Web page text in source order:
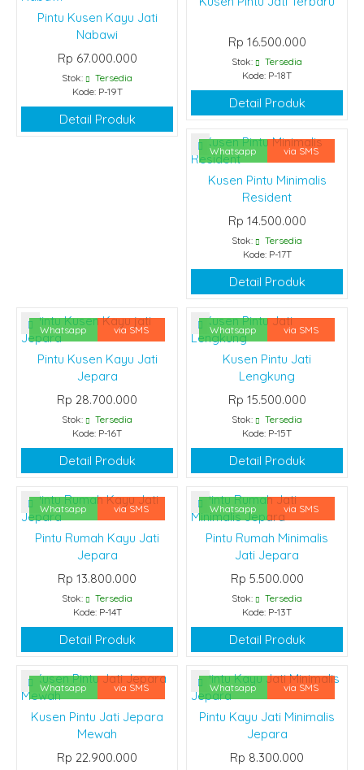
Pintu Kusen Kayu Jati
Nabawi
Rp 67.000.000
Stok:
Tersedia
Kode: P-19T
Detail Produk
Rp 16.500.000
Stok:
Tersedia
Kode: P-18T
Detail Produk
Whatsapp via SMS
Kusen Pintu Minimalis
Resident
Rp 14.500.000
Stok:
Tersedia
Kode: P-17T
Detail Produk
Whatsapp via SMS
Pintu Kusen Kayu Jati
Jepara
Rp 28.700.000
Stok:
Tersedia
Kode: P-16T
Detail Produk
Whatsapp via SMS
Kusen Pintu Jati
Lengkung
Rp 15.500.000
Stok:
Tersedia
Kode: P-15T
Detail Produk
Whatsapp via SMS
Pintu Rumah Kayu Jati
Jepara
Rp 13.800.000
Stok:
Tersedia
Kode: P-14T
Detail Produk
Whatsapp via SMS
Pintu Rumah Minimalis
Jati Jepara
Rp 5.500.000
Stok:
Tersedia
Kode: P-13T
Detail Produk
Whatsapp via SMS
Kusen Pintu Jati Jepara
Mewah
Rp 22.900.000
Whatsapp via SMS
Pintu Kayu Jati Minimalis
Jepara
Rp 8.300.000